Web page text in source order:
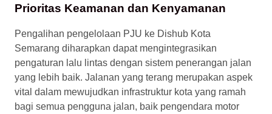
Prioritas Keamanan dan Kenyamanan
Pengalihan pengelolaan PJU ke Dishub Kota
Semarang diharapkan dapat mengintegrasikan
pengaturan lalu lintas dengan sistem penerangan jalan
yang lebih baik. Jalanan yang terang merupakan aspek
vital dalam mewujudkan infrastruktur kota yang ramah
bagi semua pengguna jalan, baik pengendara motor